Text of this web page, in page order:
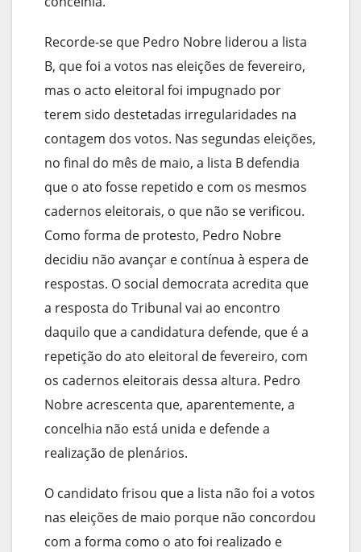
Recorde-se que Pedro Nobre liderou a lista
B, que foi a votos nas eleições de fevereiro,
mas o acto eleitoral foi impugnado por
terem sido destetadas irregularidades na
contagem dos votos. Nas segundas eleições,
no final do mês de maio, a lista B defendia
que o ato fosse repetido e com os mesmos
cadernos eleitorais, o que não se verificou.
Como forma de protesto, Pedro Nobre
decidiu não avançar e contínua à espera de
respostas. O social democrata acredita que
a resposta do Tribunal vai ao encontro
daquilo que a candidatura defende, que é a
repetição do ato eleitoral de fevereiro, com
os cadernos eleitorais dessa altura. Pedro
Nobre acrescenta que, aparentemente, a
concelhia não está unida e defende a
realização de plenários.
O candidato frisou que a lista não foi a votos
nas eleições de maio porque não concordou
com a forma como o ato foi realizado e